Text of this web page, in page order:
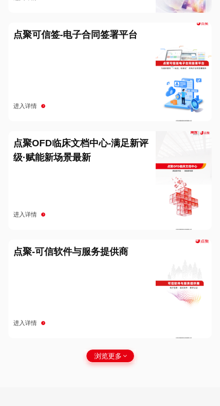
点聚可信签-电子合同签署平台
进入详情
点聚OFD临床文档中心-满足新评
级·赋能新场景最新
进入详情
点聚-可信软件与服务提供商
进入详情
浏览更多